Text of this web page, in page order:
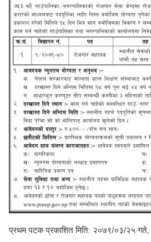
प्रथम पटक प्रकाशित मिति: २०७९/०३/२५ गते,